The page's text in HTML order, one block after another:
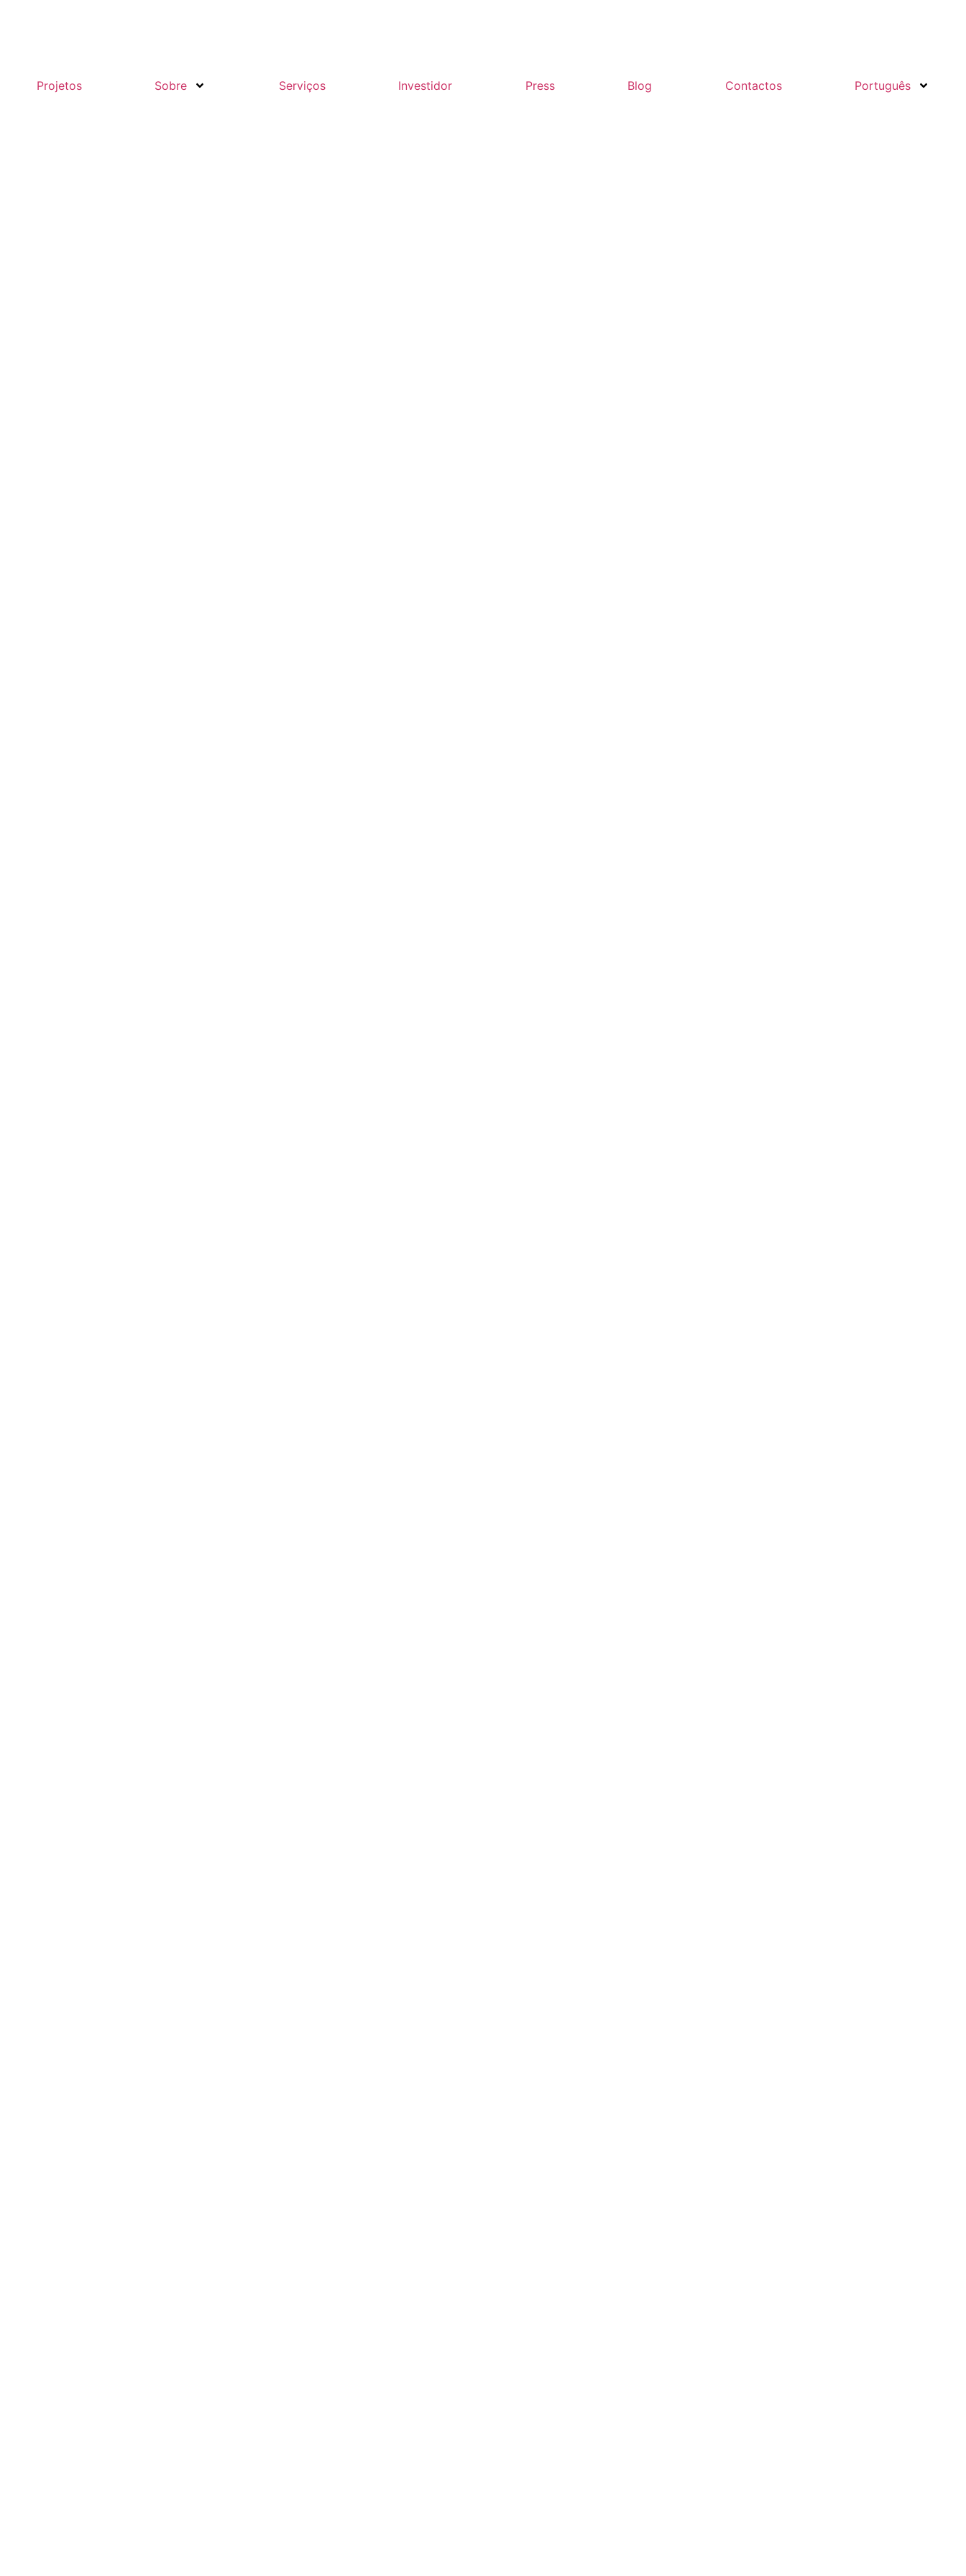
Projetos Sobre Serviços Investidor Press Blog Contactos Português